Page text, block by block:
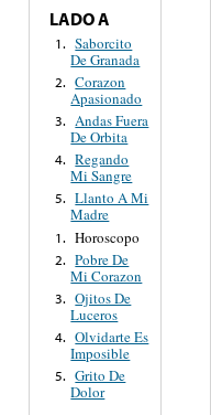
LADO A
1. Saborcito
De Granada
2. Corazon
Apasionado
3. Andas Fuera
De Orbita
4. Regando
Mi Sangre
5. Llanto A Mi
Madre
1. Horoscopo
2. Pobre De
Mi Corazon
3. Ojitos De
Luceros
4. Olvidarte Es
Imposible
5. Grito De
Dolor